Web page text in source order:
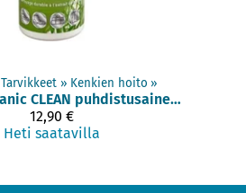
Tarvikkeet ‪» Kenkien hoito ‪»
Organic CLEAN puhdistusaine (200 ml)
12,90 €
Heti saatavilla